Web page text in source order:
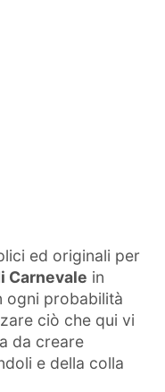
ed originali per
Carnevale in
ogni probabilità
ciò che qui vi
da creare
e della colla